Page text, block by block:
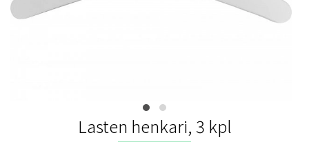
Lasten henkari, 3 kpl